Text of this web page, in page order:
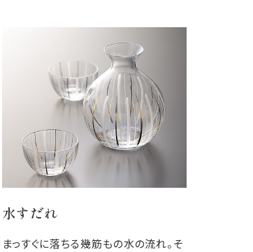
水すだれ
まっすぐに落ちる幾筋もの水の流れ。そ